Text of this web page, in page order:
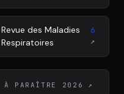
Revue des Maladies
Respiratoires
6
↗
PARAÎTRE 2026 ↗